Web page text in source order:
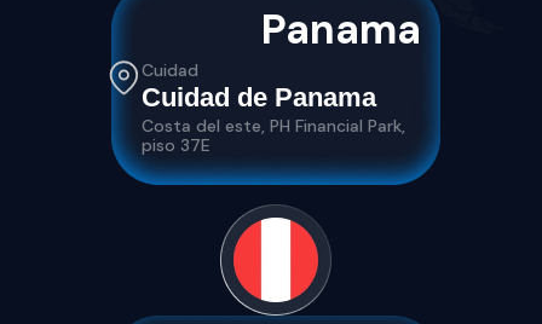
Panama
Cuidad
Cuidad de Panama
Costa del este, PH Financial Park,
piso 37E